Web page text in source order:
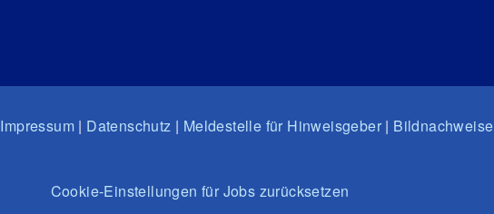
Impressum | Datenschutz | Meldestelle für Hinweisgeber | Bildnachweise
Cookie-Einstellungen für Jobs zurücksetzen